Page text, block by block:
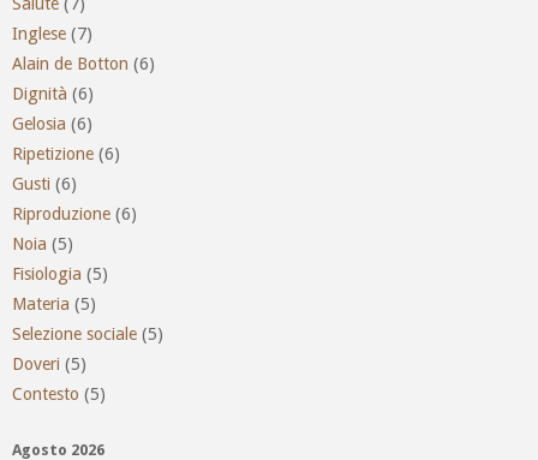
Inglese (7)
Alain de Botton (6)
Dignità (6)
Gelosia (6)
Ripetizione (6)
Gusti (6)
Riproduzione (6)
Noia (5)
Fisiologia (5)
Materia (5)
Selezione sociale (5)
Doveri (5)
Contesto (5)
Agosto 2026